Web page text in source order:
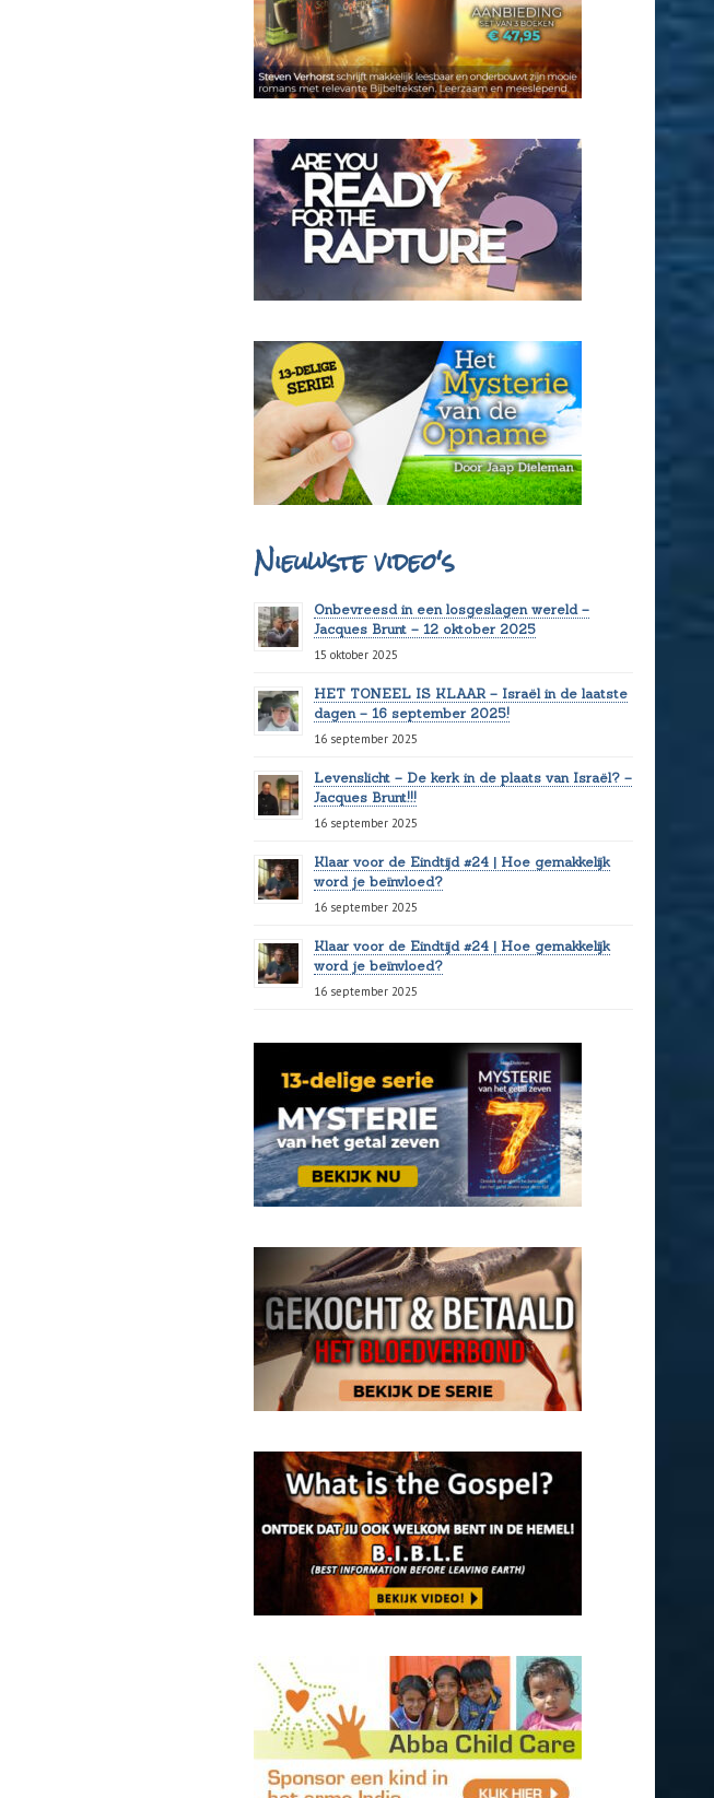
Nieuwste video's
Onbevreesd in een losgeslagen wereld –
Jacques Brunt – 12 oktober 2025
15 oktober 2025
HET TONEEL IS KLAAR – Israël in de laatste
dagen – 16 september 2025!
16 september 2025
Levenslicht – De kerk in de plaats van Israël? –
Jacques Brunt!!!
16 september 2025
Klaar voor de Eindtijd #24 | Hoe gemakkelijk
word je beïnvloed?
16 september 2025
Klaar voor de Eindtijd #24 | Hoe gemakkelijk
word je beïnvloed?
16 september 2025